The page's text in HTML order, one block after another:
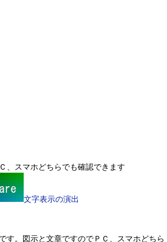
、スマホどちらでも確認できます
文字表示の演出
す。図示と文章ですのでＰＣ、スマホどちら